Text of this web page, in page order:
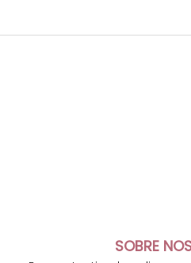
SOBRE